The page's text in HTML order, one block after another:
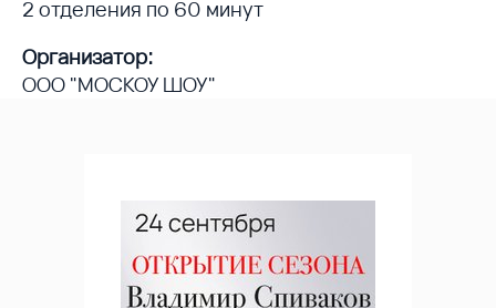
2 отделения по 60 минут
Организатор:
ООО "МОСКОУ ШОУ"